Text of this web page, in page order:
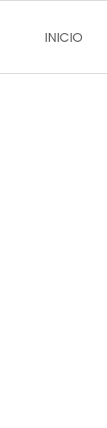
INICIO